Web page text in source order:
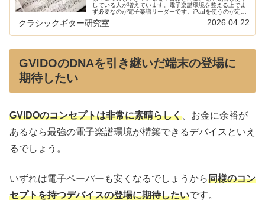
している人が増えています。電子楽譜環境を整える上でま
ず必要なのが電子楽譜リーダーです。iPadを使うのが定番
ですが、他にもAndroidタブレット、Windows PC、
GVIDO以外の専...
クラシックギター研究室 2026.04.22
GVIDOのDNAを引き継いだ端末の登場に
期待したい
GVIDOのコンセプトは非常に素晴らしく 、お金に余裕が
あるなら最強の電子楽譜環境が構築できるデバイスといえ
るでしょう。
いずれは電子ペーパーも安くなるでしょうから同様のコン
セプトを持つデバイスの登場に期待したいです。